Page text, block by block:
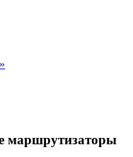
маршрутизаторы